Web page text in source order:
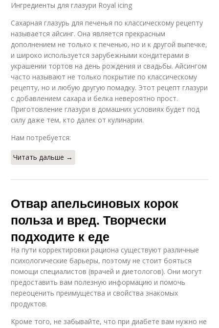
Ингредиенты для глазури Royal icing
Сахарная глазурь для печенья по классическому рецепту
называется айсинг. Она является прекрасным
дополнением не только к печенью, но и к другой выпечке,
и широко используется зарубежными кондитерами в
украшении тортов на день рождения и свадьбы. Айсингом
часто называют не только покрытие по классическому
рецепту, но и любую другую помадку. Этот рецепт глазури
с добавлением сахара и белка невероятно прост.
Приготовление глазури в домашних условиях будет под
силу даже тем, кто далек от кулинарии.
Нам потребуется:
Читать дальше →
Отвар апельсиновых корок
польза и вред. Творчески
подходите к еде
На пути корректировки рациона существуют различные
психологические барьеры, поэтому не стоит бояться
помощи специалистов (врачей и диетологов). Они могут
предоставить вам полезную информацию и помочь
переоценить преимущества и свойства знакомых
продуктов.
Кроме того, не забывайте, что при диабете вам нужно не